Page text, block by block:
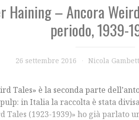
Haining – Ancora
periodo, 1939-
26 settembre 2016 Nicola
Tales» è la seconda parte
in Italia la raccolta è stata
Tales (1923-1939)» ho già parlato